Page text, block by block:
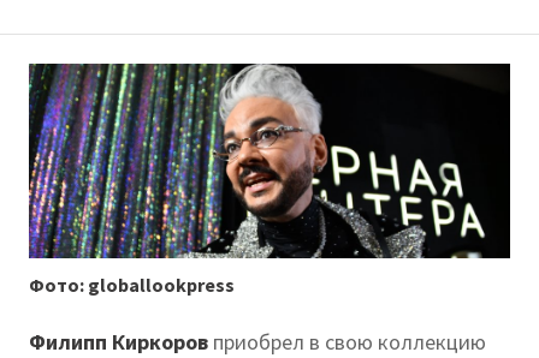
Фото: globallookpress
Филипп Киркоров приобрел в свою коллекцию